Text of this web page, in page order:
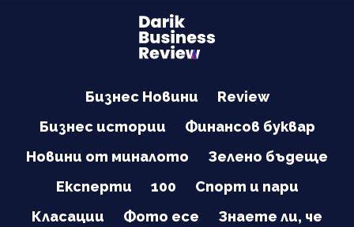
Бизнес Новини
Review
Бизнес истории
Финансов буквар
Новини от миналото
Зелено бъдеще
Експерти
100
Спорт и пари
Класации
Фото есе
Знаете ли, че